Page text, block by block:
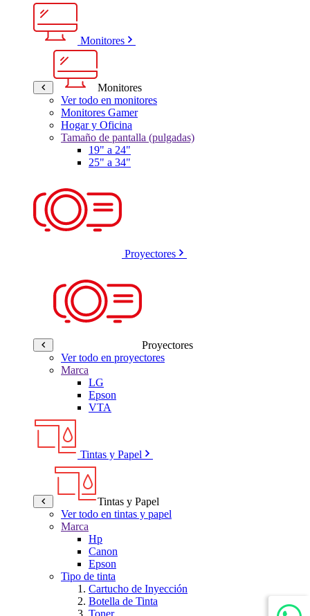
Monitores
Monitores
Ver todo en monitores
Monitores Gamer
Hogar y Oficina
Tamaño de pantalla (pulgadas)
19" a 24"
25" a 34"
Proyectores
Proyectores
Ver todo en proyectores
Marca
LG
Epson
VTA
Tintas y Papel
Tintas y Papel
Ver todo en tintas y papel
Marca
Hp
Canon
Epson
Tipo de tinta
Cartucho de Inyección
Botella de Tinta
Toner